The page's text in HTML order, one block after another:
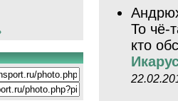
То чё-
кто